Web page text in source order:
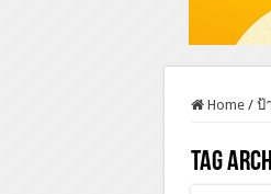
Home / ป้
Tag